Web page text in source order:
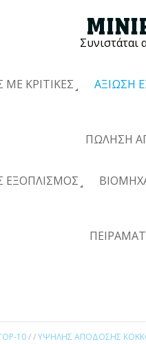
Συνιστάται
ΚΡΙΤΙΚΈΣ ΑΞΊΩΣΗ
ΠΏΛΗΣΗ
ΕΞΟΠΛΙΣΜΌΣ
10/ /ΥΨΗΛΉΣ ΑΠΌΔΟΣΗΣ